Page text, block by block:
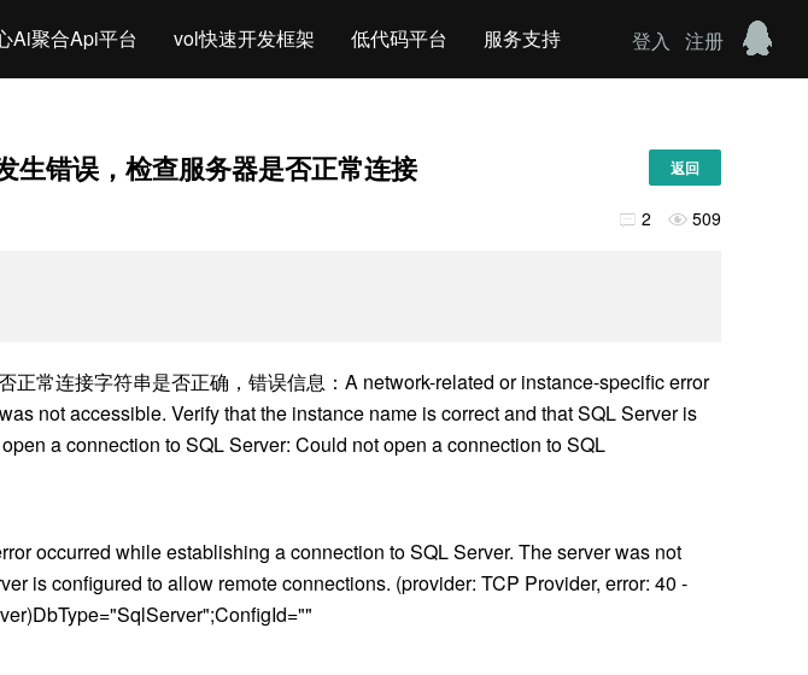
Ai聚合Api平台 vol快速开发框架 低代码平台 服务支持 登入 注册
错误，检查服务器是否正常连接 返回
 2  509
常连接字符串是否正确，错误信息：A network-related or instance-specific error
not accessible. Verify that the instance name is correct and that SQL Server is
a connection to SQL Server: Could not open a connection to SQL
occurred while establishing a connection to SQL Server. The server was not
is configured to allow remote connections. (provider: TCP Provider, error: 40 -